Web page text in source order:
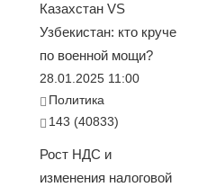
Казахстан VS
Узбекистан: кто круче
по военной мощи?
28.01.2025 11:00
Политика
143 (40833)
Рост НДС и
изменения налоговой